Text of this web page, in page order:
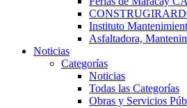
Instituto
Asfaltadora,
Noticias
Categorías
Noticias
Todas las Categorías
Obras y Servicios